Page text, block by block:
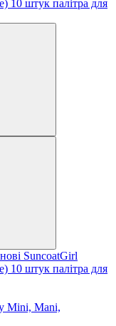
SuncoatGirl
10 штук палітра для